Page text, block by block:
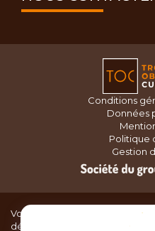
Conditions
Données
Politique
Gestion
Vous recherchez du matériel
délicieux plats ou des